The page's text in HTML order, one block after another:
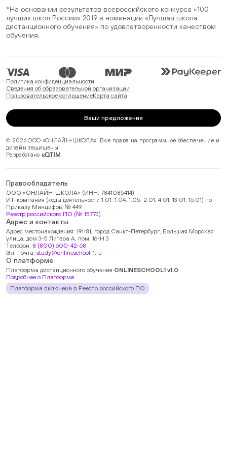
*На основании результатов всероссийского конкурса «100
лучших школ России» 2019 в номинации «Лучшая школа
дистанционного обучения» по удовлетворенности качеством
обучения.
Политика конфиденциальности
Сведения об образовательной организации
Пользовательское соглашениеКарта сайта
Ваши предложения
© 2026 ООО «ОНЛАЙН-ШКОЛА». Все права на программное обеспечение и
дизайн защищены.
Разработано в
Правообладатель
ООО «ОНЛАЙН-ШКОЛА» (ИНН: 7841085414)
ИТ-компания (коды деятельности 1.01, 1.04, 1.05, 2.01, 4.01, 13.01, 16.01) по
Приказу Минцифры № 449
Реестр российского ПО (№ 15773)
Адрес и контакты
Адрес местонахождения: 191181, город Санкт-Петербург, Большая Морская
улица, дом 3-5 Литера А, пом. 16-Н:3
Телефон: 8 (800) 600-42-68
Эл. почта: study@onlineschool-1.ru
О платформе
Платформа дистанционного обучения ONLINESCHOOL1 v1.0
Подробнее о Платформе
Платформа включена в Реестр российского ПО